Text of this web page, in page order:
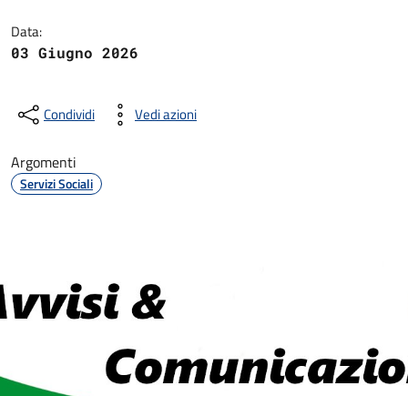
Data:
03 Giugno 2026
Condividi Vedi azioni
Argomenti
Servizi Sociali